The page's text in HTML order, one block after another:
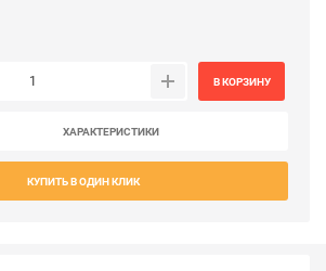
В КОРЗИНУ
ХАРАКТЕРИСТИКИ
КУПИТЬ В ОДИН КЛИК